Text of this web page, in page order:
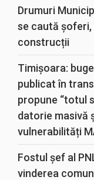
Drumuri
se caută
construcții
Timișoara:
publicat în
propune “totul
datorie masivă
vulnerabilități
Fostul șef al
vinderea